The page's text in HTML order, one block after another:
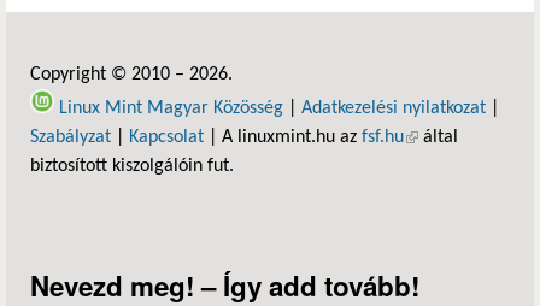
Copyright © 2010 – 2026.
Linux Mint Magyar Közösség
Adatkezelési nyilatkozat
Szabályzat
Kapcsolat | A linuxmint.hu az fsf.hu(külső hivatkozás)
által
biztosított kiszolgálóin fut.
Nevezd meg! – Így add tovább!